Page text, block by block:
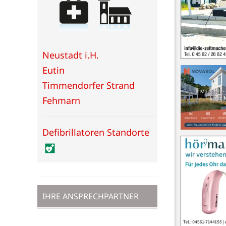
Neustadt i.H.
Eutin
Timmendorfer Strand
Fehmarn
Defibrillatoren Standorte
IHRE ANSPRECHPARTNER